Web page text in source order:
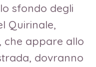
sfondo degli
Quirinale,
che appare allo
dovranno